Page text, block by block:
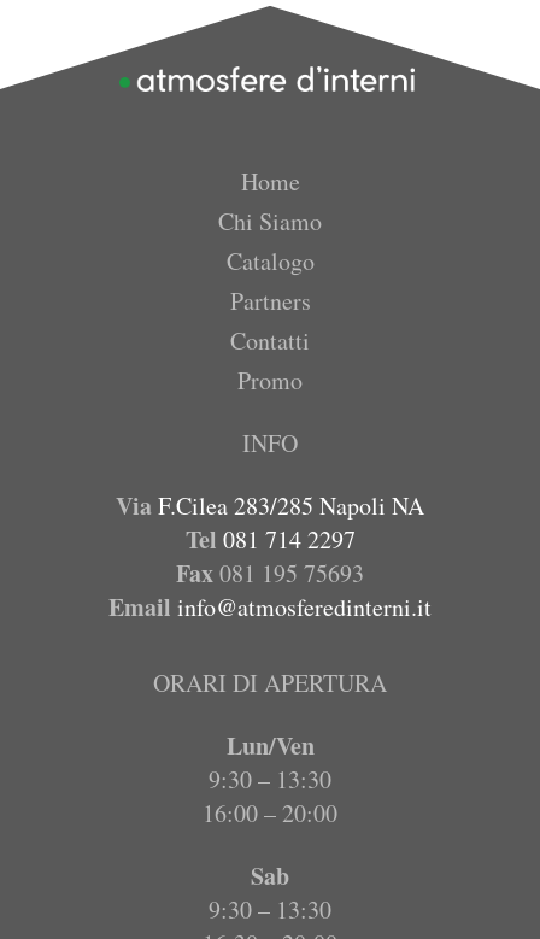
Home
Chi Siamo
Catalogo
Partners
Contatti
Promo
INFO
ViaF.Cilea 283/285 Napoli NA
Tel 081 714 2297
Fax081 195 75693
Email info@atmosferedinterni.it
ORARI DI APERTURA
Lun/Ven
9:30 – 13:30
16:00 – 20:00
Sab
9:30 – 13:30